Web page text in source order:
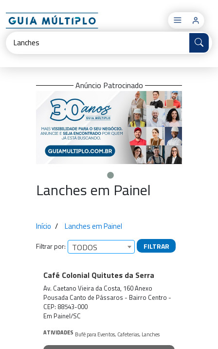
×
Anúncio Patrocinado
Lanches em Painel
Início Lanches em Painel
Filtrar por: TODOS FILTRAR
Empresas encontradas
Café Colonial Quitutes da Serra
Av. Caetano Vieira da Costa, 160 Anexo
Pousada Canto de Pássaros - Bairro Centro -
CEP: 88543-000
Em Painel/SC
ATIVIDADES Bufê para Eventos, Cafeterias, Lanches